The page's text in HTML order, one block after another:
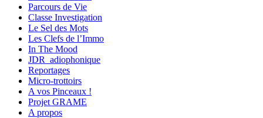
Parcours de Vie
Classe Investigation
Le Sel des Mots
Les Clefs de l’Immo
In The Mood
JDR_adiophonique
Reportages
Micro-trottoirs
A vos Pinceaux !
Projet GRAME
A propos